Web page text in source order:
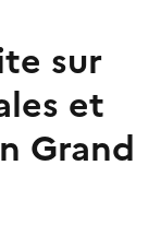
sur
et
Grand